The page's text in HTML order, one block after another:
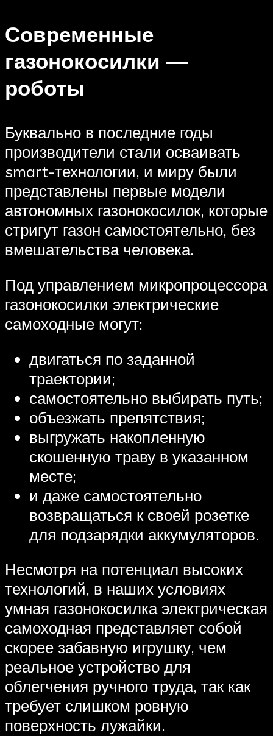
Современные
газонокосилки —
роботы
Буквально в последние годы
производители стали осваивать
smart-технологии, и миру были
представлены первые модели
автономных газонокосилок, которые
стригут газон самостоятельно, без
вмешательства человека.
Под управлением микропроцессора
газонокосилки электрические
самоходные могут:
двигаться по заданной
траектории;
самостоятельно выбирать путь;
объезжать препятствия;
выгружать накопленную
скошенную траву в указанном
месте;
и даже самостоятельно
возвращаться к своей розетке
для подзарядки аккумуляторов.
Несмотря на потенциал высоких
технологий, в наших условиях
умная газонокосилка электрическая
самоходная представляет собой
скорее забавную игрушку, чем
реальное устройство для
облегчения ручного труда, так как
требует слишком ровную
поверхность лужайки.